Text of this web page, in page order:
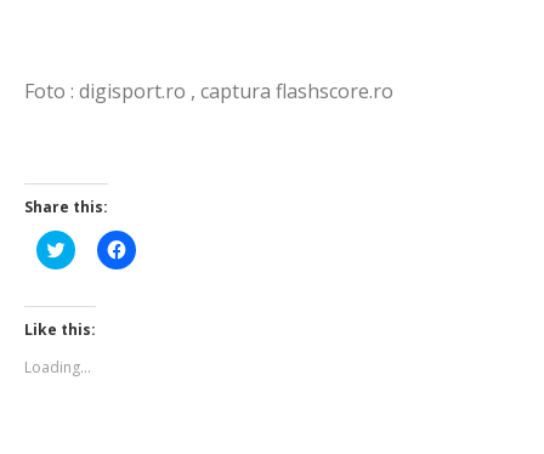
Foto : digisport.ro , captura flashscore.ro
Share this:
Click
to
Twitter
(Opens
in
window)
Click
to
Like this:
Loading...